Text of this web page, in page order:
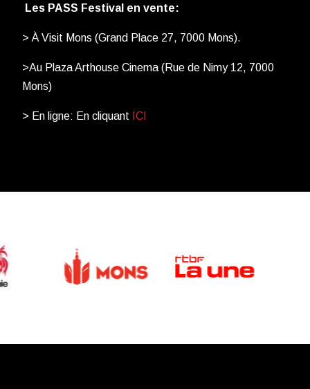
Les PASS Festival en vente:
> À Visit Mons (Grand Place 27, 7000 Mons).
>Au Plaza Arthouse Cinema (Rue de Nimy 12, 7000
Mons)
> En ligne: En cliquant ICI